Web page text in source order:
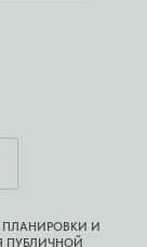
И
ПУБЛИЧНОЙ